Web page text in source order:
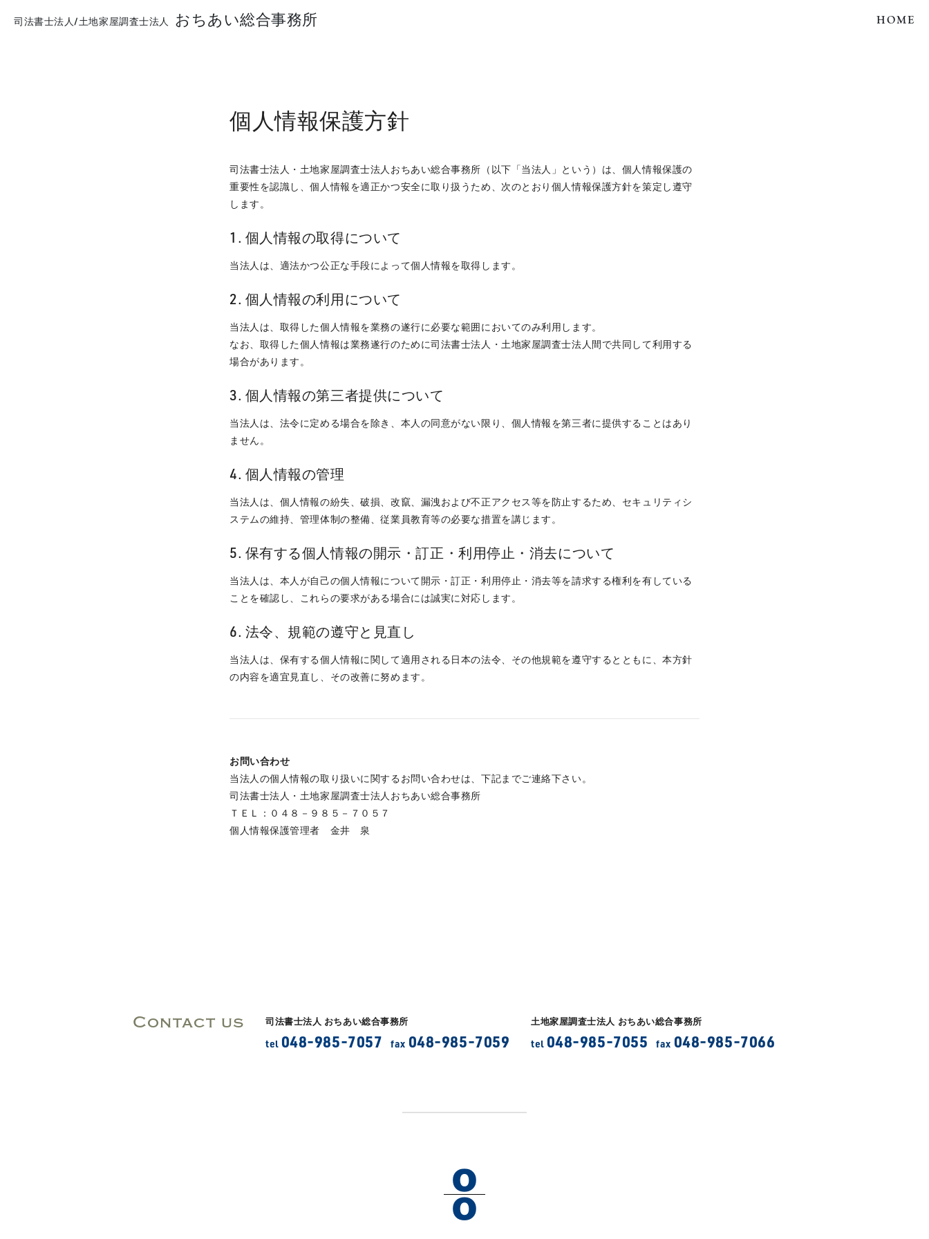
司法書士法人/土地家屋調査士法人 おちあい総合事務所 HOME
個人情報保護方針
司法書士法人・土地家屋調査士法人おちあい総合事務所（以下「当法人」という）は、個人情報保護の
重要性を認識し、個人情報を適正かつ安全に取り扱うため、次のとおり個人情報保護方針を策定し遵守
します。
1. 個人情報の取得について
当法人は、適法かつ公正な手段によって個人情報を取得します。
2. 個人情報の利用について
当法人は、取得した個人情報を業務の遂行に必要な範囲においてのみ利用します。
なお、取得した個人情報は業務遂行のために司法書士法人・土地家屋調査士法人間で共同して利用する
場合があります。
3. 個人情報の第三者提供について
当法人は、法令に定める場合を除き、本人の同意がない限り、個人情報を第三者に提供することはあり
ません。
4. 個人情報の管理
当法人は、個人情報の紛失、破損、改竄、漏洩および不正アクセス等を防止するため、セキュリティシ
ステムの維持、管理体制の整備、従業員教育等の必要な措置を講じます。
5. 保有する個人情報の開示・訂正・利用停止・消去について
当法人は、本人が自己の個人情報について開示・訂正・利用停止・消去等を請求する権利を有している
ことを確認し、これらの要求がある場合には誠実に対応します。
6. 法令、規範の遵守と見直し
当法人は、保有する個人情報に関して適用される日本の法令、その他規範を遵守するとともに、本方針
の内容を適宜見直し、その改善に努めます。
お問い合わせ
当法人の個人情報の取り扱いに関するお問い合わせは、下記までご連絡下さい。
司法書士法人・土地家屋調査士法人おちあい総合事務所
ＴＥＬ：０４８－９８５－７０５７
個人情報保護管理者 金井 泉
Contact us 司法書士法人 おちあい総合事務所
tel 048-985-7057 fax 048-985-7059
土地家屋調査士法人 おちあい総合事務所
tel 048-985-7055 fax 048-985-7066